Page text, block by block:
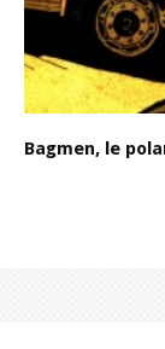
Bagmen, le